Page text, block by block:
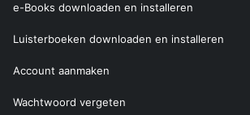
e-Books downloaden en installeren
Luisterboeken downloaden en installeren
Account aanmaken
Wachtwoord vergeten